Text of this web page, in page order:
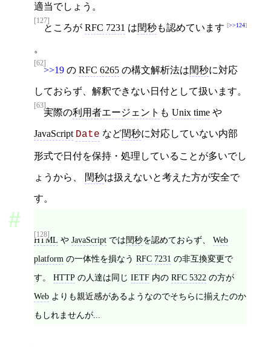
適当でしょう。
[127]
ところが RFC 7231 は閏秒も認めています >>124
。
[62]
>>19 の RFC 6265 の構文解析法は閏秒に対応
しておらず、解釈できない日付として扱います。
[63]
実際の利用者エージェント も Unix time や
JavaScript Date など閏秒に対応していない内部
形式で日付を保持・処理していることが多いでし
ょうから、 閏秒は扱えないと考えた方が安全で
す。
[128]
HTML や JavaScript では閏秒を認めておらず、 Web
platform の一体性を損なう RFC 7231 の非互換変更で
す。 HTTP の人達は同じ IETF 内の RFC 5322 の方が
Web よりも親近感があるようなのでそちらに揃えたのか
もしれませんが...